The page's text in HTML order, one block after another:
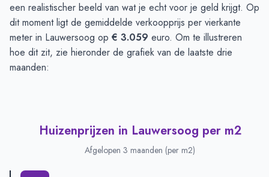
Verkoopprijs in euro's
€ 218.500
een realistischer beeld van wat je echt voor je geld krijgt. Op
dit moment ligt de gemiddelde verkoopprijs per vierkante
meter in Lauwersoog op € 3.059 euro. Om te illustreren
hoe dit zit, zie hieronder de grafiek van de laatste drie
maanden:
Huizenprijzen in Lauwersoog per m2
Afgelopen 3 maanden (per m2)